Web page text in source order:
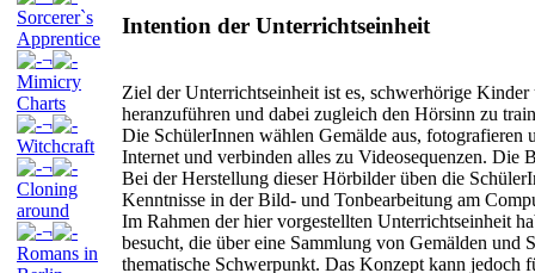
Sorcerer`s
Apprentice
¬
Mimicry
Charts
¬
Witchcraft
¬
Cloning
around
¬
Romans in
Intention der Unterrichtseinheit
Ziel der Unterrichtseinheit ist es, schwerhörige
heranzuführen und dabei zugleich den Hörsinn zu
Die SchülerInnen wählen Gemälde aus, fotografieren
Internet und verbinden alles zu Videosequenzen. Die
Bei der Herstellung dieser Hörbilder üben die
Kenntnisse in der Bild- und Tonbearbeitung am
Im Rahmen der hier vorgestellten Unterrichtseinheit
besucht, die über eine Sammlung von Gemälden und
thematische Schwerpunkt. Das Konzept kann jedoch